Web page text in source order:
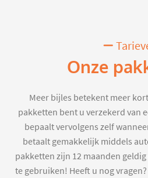
Onze
Meer bijles betekent meer
pakketten bent u verzekerd van
bepaalt vervolgens zelf
betaalt gemakkelijk middels
pakketten zijn 12 maanden
te gebruiken! Heeft u nog